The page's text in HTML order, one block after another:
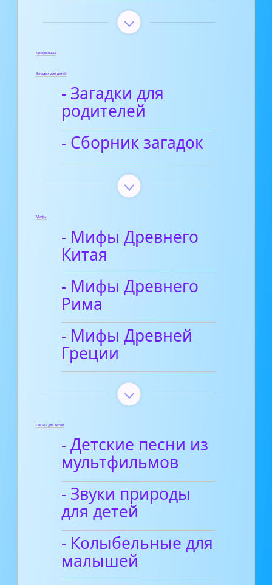
Диафильмы
Загадки для детей
- Загадки для
родителей
- Сборник загадок
Мифы
- Мифы Древнего
Китая
- Мифы Древнего
Рима
- Мифы Древней
Греции
Песни для детей
- Детские песни из
мультфильмов
- Звуки природы
для детей
- Колыбельные для
малышей